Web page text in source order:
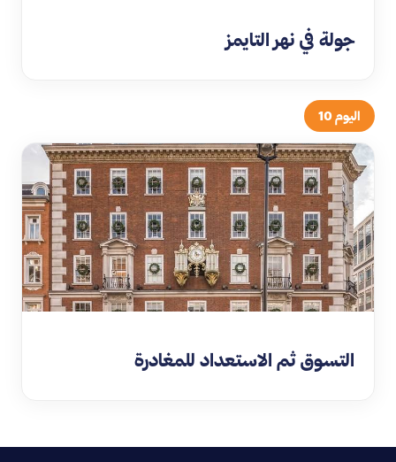
جولة في نهر التايمز
اليوم 10
التسوق ثم الاستعداد للمغادرة